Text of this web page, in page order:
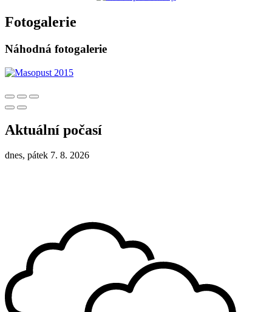
Fotogalerie
Náhodná fotogalerie
Aktuální počasí
dnes, pátek 7. 8. 2026